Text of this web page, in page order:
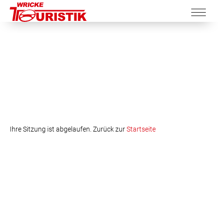
Ihre Sitzung ist abgelaufen. Zurück zurStartseite